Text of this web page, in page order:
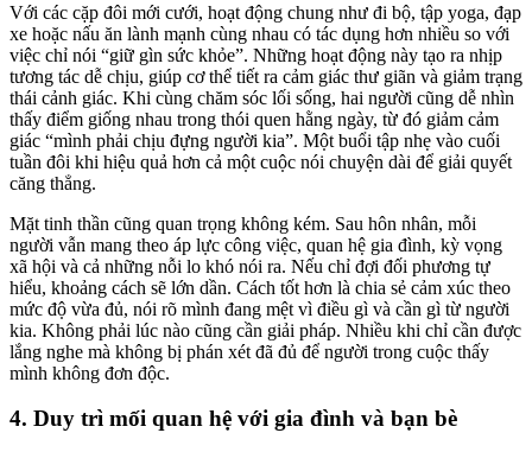
Với các cặp đôi mới cưới, hoạt động chung như đi bộ, tập yoga, đạp
xe hoặc nấu ăn lành mạnh cùng nhau có tác dụng hơn nhiều so với
việc chỉ nói “giữ gìn sức khỏe”. Những hoạt động này tạo ra nhịp
tương tác dễ chịu, giúp cơ thể tiết ra cảm giác thư giãn và giảm trạng
thái cảnh giác. Khi cùng chăm sóc lối sống, hai người cũng dễ nhìn
thấy điểm giống nhau trong thói quen hằng ngày, từ đó giảm cảm
giác “mình phải chịu đựng người kia”. Một buổi tập nhẹ vào cuối
tuần đôi khi hiệu quả hơn cả một cuộc nói chuyện dài để giải quyết
căng thẳng.
Mặt tinh thần cũng quan trọng không kém. Sau hôn nhân, mỗi
người vẫn mang theo áp lực công việc, quan hệ gia đình, kỳ vọng
xã hội và cả những nỗi lo khó nói ra. Nếu chỉ đợi đối phương tự
hiểu, khoảng cách sẽ lớn dần. Cách tốt hơn là chia sẻ cảm xúc theo
mức độ vừa đủ, nói rõ mình đang mệt vì điều gì và cần gì từ người
kia. Không phải lúc nào cũng cần giải pháp. Nhiều khi chỉ cần được
lắng nghe mà không bị phán xét đã đủ để người trong cuộc thấy
mình không đơn độc.
4. Duy trì mối quan hệ với gia đình và bạn bè